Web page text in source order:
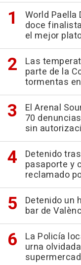
World Paella
doce
el mejor
Las
parte de la
tormentas
El Arenal
70
sin
Detenido
pasaporte y
reclamado
Detenido un
bar de
La Policía
urna